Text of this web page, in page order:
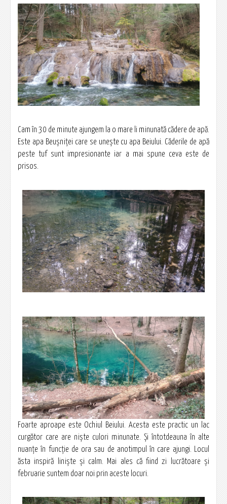
Cam în 30 de minute ajungem la o mare li minunată cădere de apă.
Este apa Beușniței care se unește cu apa Beiului. Căderile de apă
peste tuf sunt impresionante iar a mai spune ceva este de
prisos.
Foarte aproape este Ochiul Beiului. Acesta este practic un lac
curgător care are niște culori minunate. Și întotdeauna în alte
nuanțe în funcție de ora sau de anotimpul în care ajungi. Locul
ăsta inspiră liniște și calm. Mai ales că fiind zi lucrătoare și
februarie suntem doar noi prin aceste locuri.